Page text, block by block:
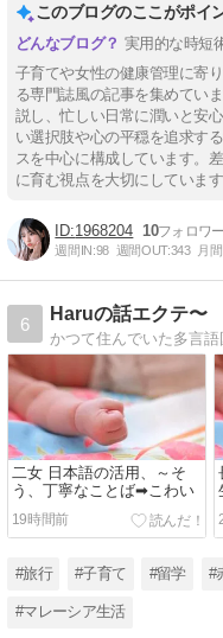
このブログのここがポイ
実用的な時短
子育てや女性の健康管理に寄
る専門誌風の記事を集めてい
説し、忙しい日常に潤いと安
い選択肢や心の平穏を追求す
スを中心に構成しています。
に育む視点を大切にしています
1968204 10
週間IN:98 週間OUT:343 月
6
Haruの話エクテ〜
二女 日本語の活用、～そ
う、丁寧なことば➡こわい
19時間前
#旅行 #子育て #留学 #
#マレーシア生活